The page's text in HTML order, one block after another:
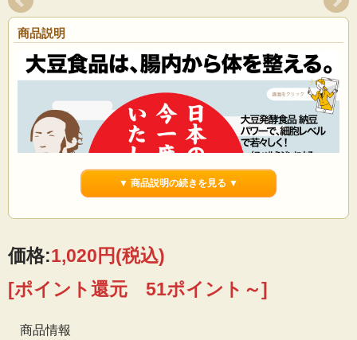
商品説明
「うまみ味」にこだわった惣菜納豆
酵させた具材入りお惣菜納豆です。かつおだしが効い
▼ 商品説明の続きを見る ▼
価格:1,020円(税込)
[ポイント還元 51ポイント～]
商品情報